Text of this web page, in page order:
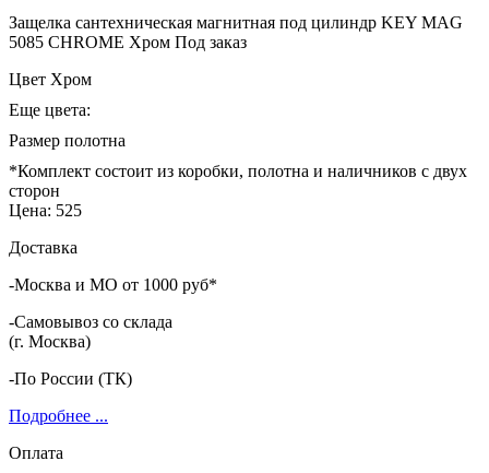
Защелка сантехническая магнитная под цилиндр KEY MAG
5085 CHROME Хром Под заказ
Цвет Хром
Еще цвета:
Размер полотна
*Комплект состоит из коробки, полотна и наличников с двух
сторон
Цена: 525
Доставка
-Москва и МО от 1000 руб*
-Самовывоз со склада
(г. Москва)
-По России (ТК)
Подробнее ...
Оплата